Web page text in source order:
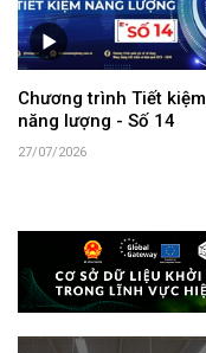
Chương trình Tiết kiệm
năng lượng - Số 14
27/07/2026